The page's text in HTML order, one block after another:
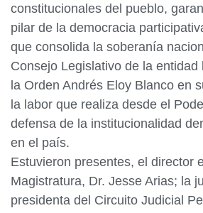
constitucionales del pueblo,
pilar de la democracia
que consolida la soberanía
Consejo Legislativo de la entidad
la Orden Andrés Eloy Blanco en
la labor que realiza desde el
defensa de la institucionalidad
en el país.
Estuvieron presentes, el director
Magistratura, Dr. Jesse Arias; la
presidenta del Circuito Judicial